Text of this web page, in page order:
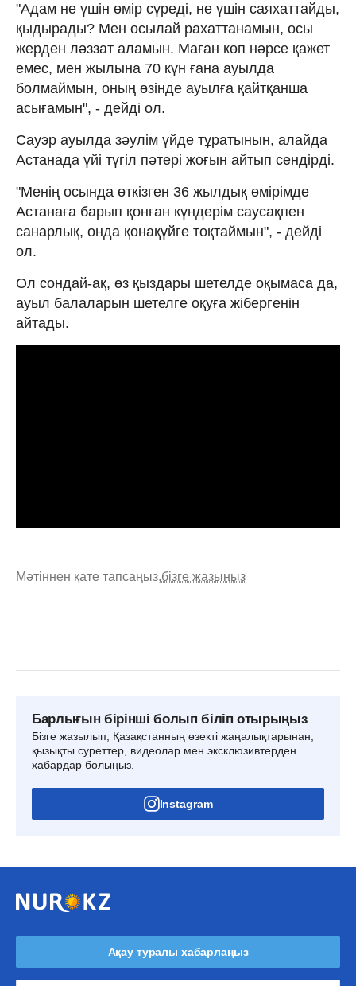
"Адам не үшін өмір сүреді, не үшін саяхаттайды,
қыдырады? Мен осылай рахаттанамын, осы
жерден ләззат аламын. Маған көп нәрсе қажет
емес, мен жылына 70 күн ғана ауылда
болмаймын, оның өзінде ауылға қайтқанша
асығамын", - дейді ол.
Сауэр ауылда зәулім үйде тұратынын, алайда
Астанада үйі түгіл пәтері жоғын айтып сендірді.
"Менің осында өткізген 36 жылдық өмірімде
Астанаға барып қонған күндерім саусақпен
санарлық, онда қонақүйге тоқтаймын", - дейді
ол.
Ол сондай-ақ, өз қыздары шетелде оқымаса да,
ауыл балаларын шетелге оқуға жібергенін
айтады.
Мәтіннен қате тапсаңыз,бізге жазыңыз
Барлығын бірінші болып біліп отырыңыз
Бізге жазылып, Қазақстанның өзекті жаңалықтарынан,
қызықты суреттер, видеолар мен эксклюзивтерден
хабардар болыңыз.
Instagram
Ақау туралы хабарлаңыз